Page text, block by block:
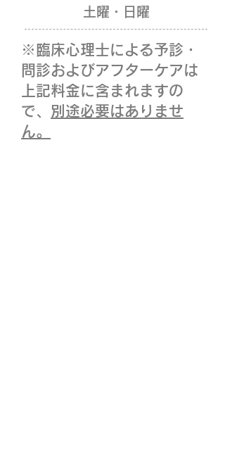
土曜・日曜​​
​※臨床心理士による予診・
問診およびアフターケアは
上記料金に含まれますの
で、 別途必要はありませ
ん。